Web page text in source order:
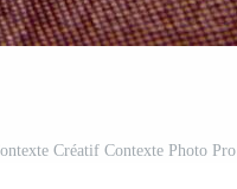
Créatif Contexte Photo Pro